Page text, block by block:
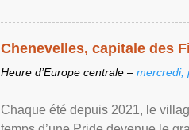
Chenevelles, capitale des
Heure d’Europe centrale – mercredi,
Chaque été depuis 2021, le